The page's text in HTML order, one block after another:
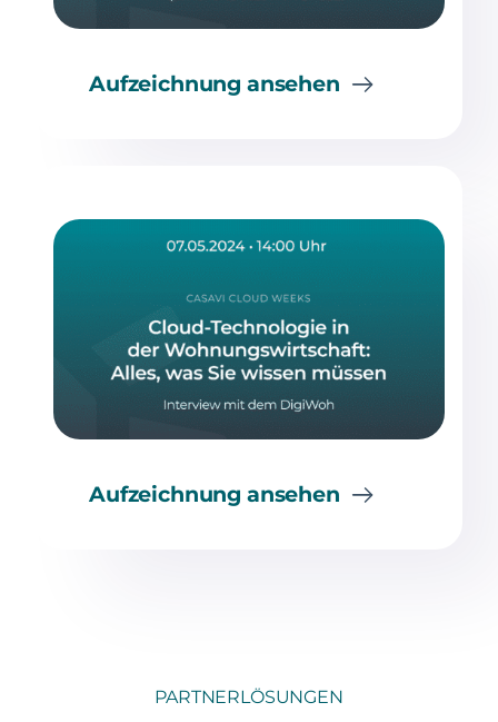
Aufzeichnung ansehen
Aufzeichnung ansehen
PARTNERLÖSUNGEN